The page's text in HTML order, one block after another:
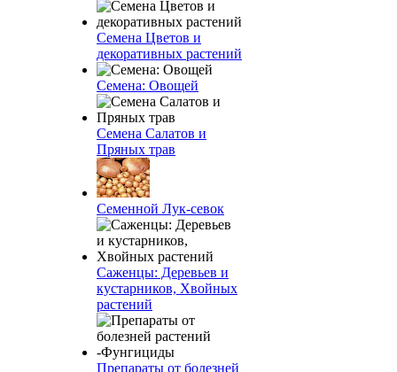
Семена Цветов и
декоративных растений
Семена: Овощей
Семена Салатов и
Пряных трав
Семенной Лук-севок
Саженцы: Деревьев и
кустарников, Хвойных
растений
Препараты от болезней